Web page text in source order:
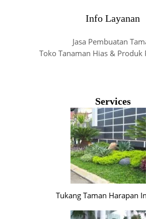
Info Layanan
Jasa Pembuatan
Toko Tanaman Hias & Produk
Services
Tukang Taman Harapan